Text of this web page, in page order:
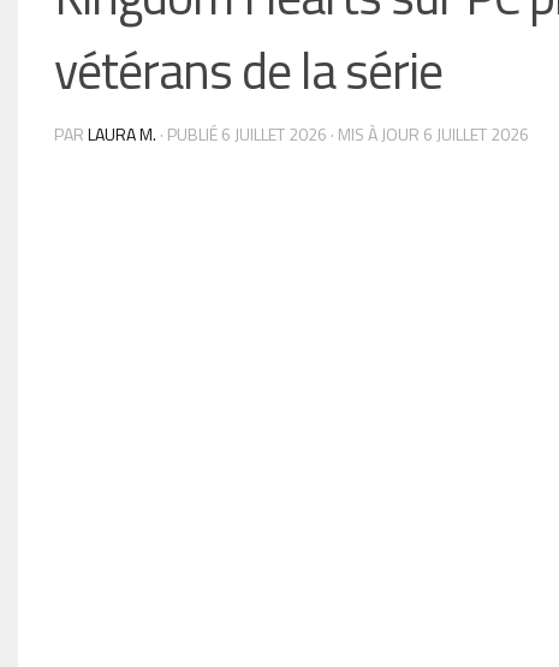
vétérans de la série
PARLAURA M. · PUBLIÉ6 JUILLET 2026 · MIS À JOUR 6 JUILLET 2026